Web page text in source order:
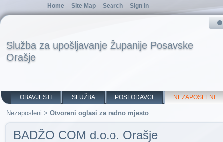
Služba za upošljavanje Županije Posavske
Orašje
OBAVJESTI SLUŽBA POSLODAVCI NEZAPOSLENI
Nezaposleni > Otvoreni oglasi za radno mjesto
BADŽO COM d.o.o. Orašje
Home Site Map Search Sign In